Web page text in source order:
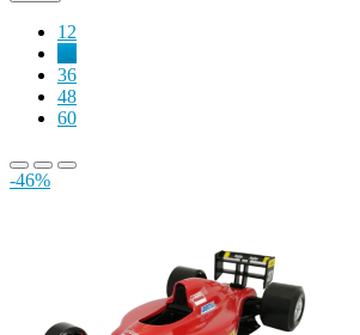
12
24
36
48
60
-46%